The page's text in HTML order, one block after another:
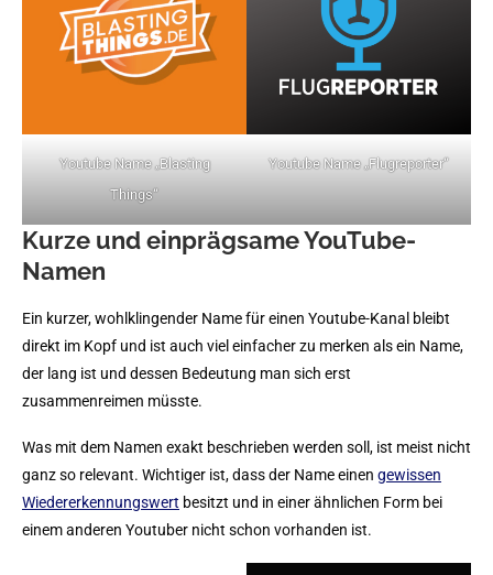
Youtube Name „Blasting
Things“
Youtube Name „Flugreporter“
Kurze und einprägsame YouTube-
Namen
Ein kurzer, wohlklingender Name für einen Youtube-Kanal bleibt
direkt im Kopf und ist auch viel einfacher zu merken als ein Name,
der lang ist und dessen Bedeutung man sich erst
zusammenreimen müsste.
Was mit dem Namen exakt beschrieben werden soll, ist meist nicht
ganz so relevant. Wichtiger ist, dass der Name einen gewissen
Wiedererkennungswert besitzt und in einer ähnlichen Form bei
einem anderen Youtuber nicht schon vorhanden ist.